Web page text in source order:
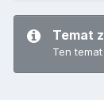
Temat
Ten